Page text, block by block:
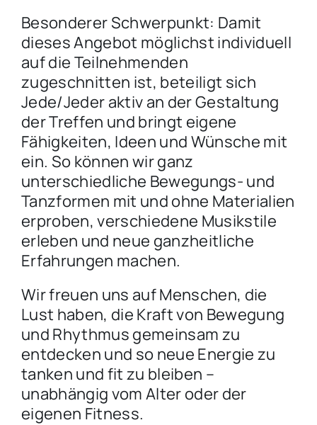
Besonderer Schwerpunkt: Damit
dieses Angebot möglichst individuell
auf die Teilnehmenden
zugeschnitten ist, beteiligt sich
Jede/Jeder aktiv an der Gestaltung
der Treffen und bringt eigene
Fähigkeiten, Ideen und Wünsche mit
ein. So können wir ganz
unterschiedliche Bewegungs- und
Tanzformen mit und ohne Materialien
erproben, verschiedene Musikstile
erleben und neue ganzheitliche
Erfahrungen machen.
Wir freuen uns auf Menschen, die
Lust haben, die Kraft von Bewegung
und Rhythmus gemeinsam zu
entdecken und so neue Energie zu
tanken und fit zu bleiben –
unabhängig vom Alter oder der
eigenen Fitness.